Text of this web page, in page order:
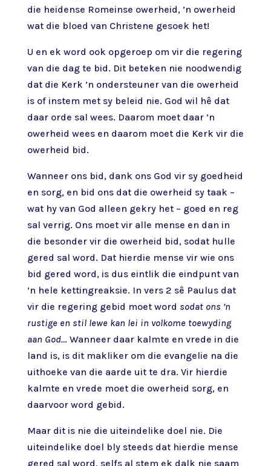
die heidense Romeinse owerheid, ’n owerheid
wat die bloed van Christene gesoek het!
U en ek word ook opgeroep om vir die regering
van die dag te bid. Dit beteken nie noodwendig
dat die Kerk ’n ondersteuner van die owerheid
is of instem met sy beleid nie. God wil hê dat
daar orde sal wees. Daarom moet daar ’n
owerheid wees en daarom moet die Kerk vir die
owerheid bid.
Wanneer ons bid, dank ons God vir sy goedheid
en sorg, en bid ons dat die owerheid sy taak –
wat hy van God alleen gekry het – goed en reg
sal verrig. Ons moet vir alle mense en dan in
die besonder vir die owerheid bid, sodat hulle
gered sal word. Dat hierdie mense vir wie ons
bid gered word, is dus eintlik die eindpunt van
’n hele kettingreaksie. In vers 2 sê Paulus dat
vir die regering gebid moet word sodat ons ’n
rustige en stil lewe kan lei in volkome toewyding
aan God… Wanneer daar kalmte en vrede in die
land is, is dit makliker om die evangelie na die
uithoeke van die aarde uit te dra. Vir hierdie
kalmte en vrede moet die owerheid sorg, en
daarvoor word gebid.
Maar dit is nie die uiteindelike doel nie. Die
uiteindelike doel bly steeds dat hierdie mense
gered sal word, selfs al stem ek dalk nie saam